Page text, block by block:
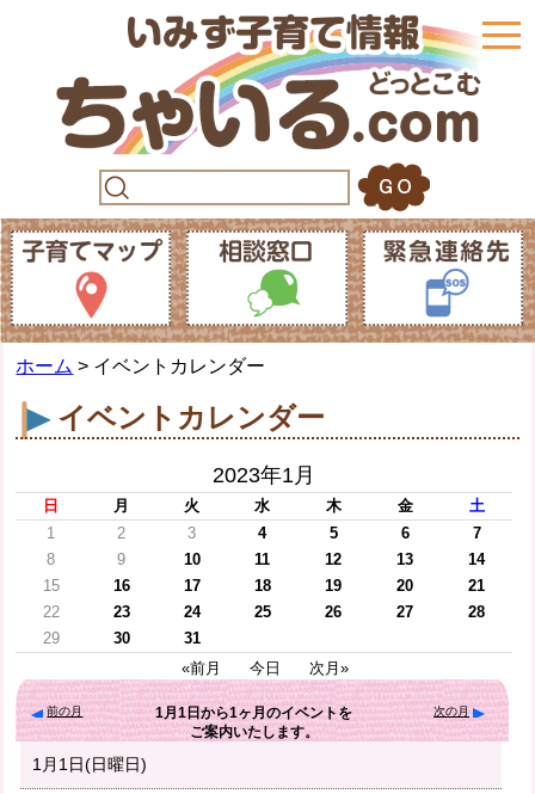
ホーム > イベントカレンダー
イベントカレンダー
2023年1月
日 月 火 水 木 金
土
1
2 3 4 5 6
7
8
9 10 11 12 13
14
15
16 17 18 19 20
21
22
23 24 25 26 27
28
29
30
31
«前月
今日 次月»
前の月 1月1日から1ヶ月のイベントを
ご案内いたします。
次の月
1月1日(日曜日)